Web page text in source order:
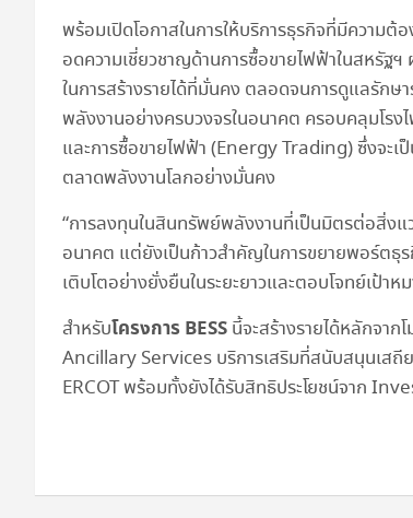
พร้อมเปิดโอกาสในการให้บริการธุรกิจที่มีความ
อดความเชี่ยวชาญด้านการซื้อขายไฟฟ้าในสหรัฐ
ในการสร้างรายได้ที่มั่นคง ตลอดจนการดูแลรักษ
พลังงานอย่างครบวงจรในอนาคต ครอบคลุมโร
และการซื้อขายไฟฟ้า (Energy Trading) ซึ่งจะเ
ตลาดพลังงานโลกอย่างมั่นคง
“การลงทุนในสินทรัพย์พลังงานที่เป็นมิตรต่อสิ่ง
อนาคต แต่ยังเป็นก้าวสำคัญในการขยายพอร์ตธุ
เติบโตอย่างยั่งยืนในระยะยาวและตอบโจทย์เป้
สำหรับโครงการ BESS นี้จะสร้างรายได้หลักจา
Ancillary Services บริการเสริมที่สนับสนุนเสถี
ERCOT พร้อมทั้งยังได้รับสิทธิประโยชน์จาก